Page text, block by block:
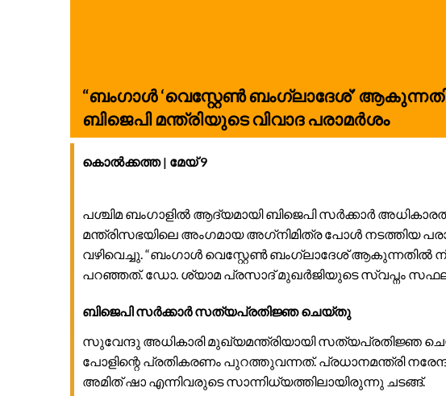
“ബംഗാൾ ‘വെസ്റ്റേൺ ബംഗ്ലാദേശ്’
ബിജെപി മന്ത്രിയുടെ വിവാദ പരാമർശം
കൊൽക്കത്ത | മേയ് 9
പശ്ചിമ ബംഗാളിൽ ആദ്യമായി ബിജെപി സർക്കാർ
മന്ത്രിസഭയിലെ അംഗമായ അഗ്‌നിമിത്ര പോൾ നടത്തിയ
വഴിവെച്ചു. “ബംഗാൾ വെസ്റ്റേൺ ബംഗ്ലാദേശ് ആകുന്നതിൽ
പറഞ്ഞത്. ഡോ. ശ്യാമ പ്രസാദ് മുഖർജിയുടെ സ്വപ്നം
ബിജെപി സർക്കാർ സത്യപ്രതിജ്ഞ ചെയ്തു
സുവേന്ദു അധികാരി മുഖ്യമന്ത്രിയായി സത്യപ്രതിജ്ഞ
പോളിന്റെ പ്രതികരണം പുറത്തുവന്നത്. പ്രധാനമന്ത്രി
അമിത് ഷാ എന്നിവരുടെ സാന്നിധ്യത്തിലായിരുന്നു ചടങ്ങ്.